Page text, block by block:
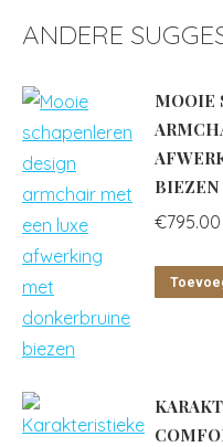
ANDERE
MOOIE
BIEZEN
€795.00